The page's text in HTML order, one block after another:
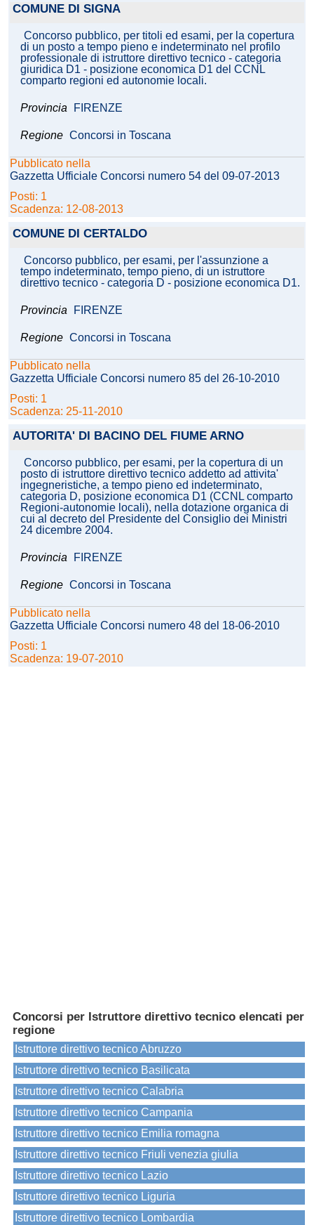
COMUNE DI SIGNA
Concorso pubblico, per titoli ed esami, per la copertura
di un posto a tempo pieno e indeterminato nel profilo
professionale di istruttore direttivo tecnico - categoria
giuridica D1 - posizione economica D1 del CCNL
comparto regioni ed autonomie locali.
Provincia FIRENZE
Regione Concorsi in Toscana
Pubblicato nella
Gazzetta Ufficiale Concorsi numero 54 del 09-07-2013
Posti: 1
Scadenza: 12-08-2013
COMUNE DI CERTALDO
Concorso pubblico, per esami, per l'assunzione a
tempo indeterminato, tempo pieno, di un istruttore
direttivo tecnico - categoria D - posizione economica D1.
Provincia FIRENZE
Regione Concorsi in Toscana
Pubblicato nella
Gazzetta Ufficiale Concorsi numero 85 del 26-10-2010
Posti: 1
Scadenza: 25-11-2010
AUTORITA' DI BACINO DEL FIUME ARNO
Concorso pubblico, per esami, per la copertura di un
posto di istruttore direttivo tecnico addetto ad attivita'
ingegneristiche, a tempo pieno ed indeterminato,
categoria D, posizione economica D1 (CCNL comparto
Regioni-autonomie locali), nella dotazione organica di
cui al decreto del Presidente del Consiglio dei Ministri
24 dicembre 2004.
Provincia FIRENZE
Regione Concorsi in Toscana
Pubblicato nella
Gazzetta Ufficiale Concorsi numero 48 del 18-06-2010
Posti: 1
Scadenza: 19-07-2010
Concorsi per Istruttore direttivo tecnico elencati per
regione
Istruttore direttivo tecnico Abruzzo
Istruttore direttivo tecnico Basilicata
Istruttore direttivo tecnico Calabria
Istruttore direttivo tecnico Campania
Istruttore direttivo tecnico Emilia romagna
Istruttore direttivo tecnico Friuli venezia giulia
Istruttore direttivo tecnico Lazio
Istruttore direttivo tecnico Liguria
Istruttore direttivo tecnico Lombardia